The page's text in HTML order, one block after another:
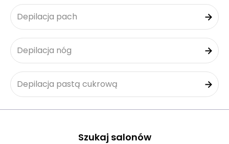
Depilacja pach
Depilacja nóg
Depilacja pastą cukrową
Szukaj salonów